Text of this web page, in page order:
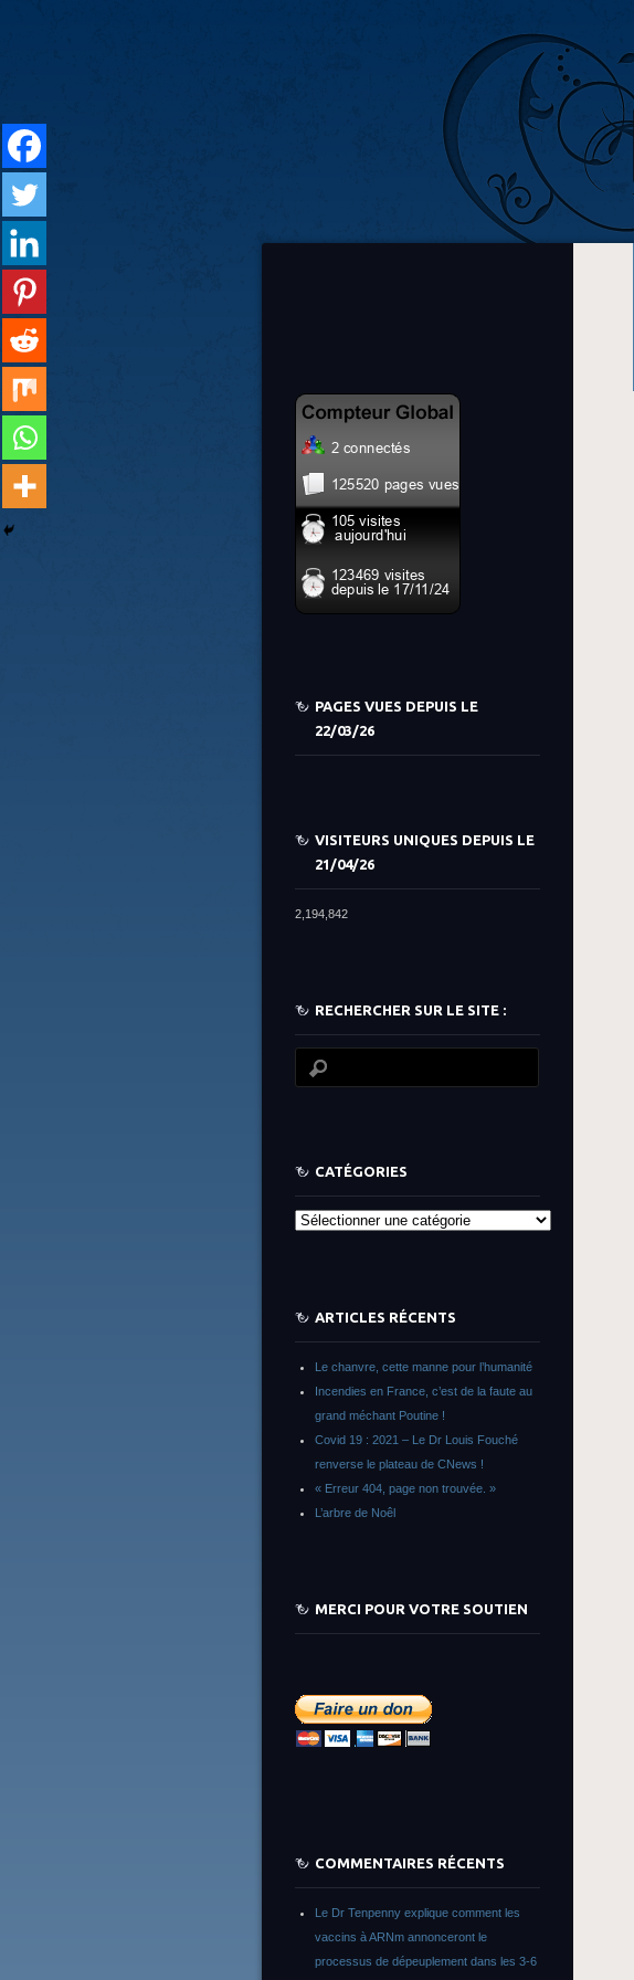
PAGES VUES DEPUIS LE
22/03/26
VISITEURS UNIQUES DEPUIS LE
21/04/26
2,194,842
RECHERCHER SUR LE SITE :
CATÉGORIES
Catégories
ARTICLES RÉCENTS
Le chanvre, cette manne pour l’humanité
Incendies en France, c’est de la faute au
grand méchant Poutine !
Covid 19 : 2021 – Le Dr Louis Fouché
renverse le plateau de CNews !
« Erreur 404, page non trouvée. »
L’arbre de Noêl
MERCI POUR VOTRE SOUTIEN
COMMENTAIRES RÉCENTS
Le Dr Tenpenny explique comment les
vaccins à ARNm annonceront le
processus de dépeuplement dans les 3-6